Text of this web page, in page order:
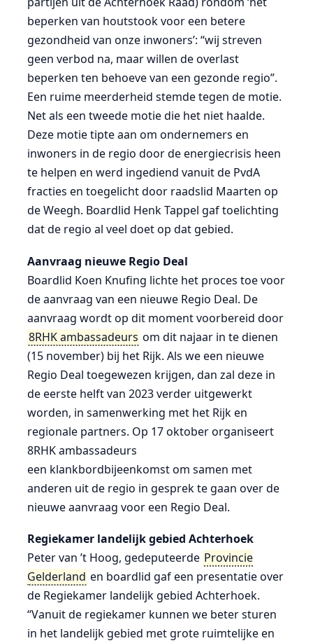
beperken van houtstook voor een betere
gezondheid van onze inwoners’: “wij streven
geen verbod na, maar willen de overlast
beperken ten behoeve van een gezonde regio”.
Een ruime meerderheid stemde tegen de motie.
Net als een tweede motie die het niet haalde.
Deze motie tipte aan om ondernemers en
inwoners in de regio door de energiecrisis heen
te helpen en werd ingediend vanuit de PvdA
fracties en toegelicht door raadslid Maarten op
de Weegh. Boardlid Henk Tappel gaf toelichting
dat de regio al veel doet op dat gebied.
Aanvraag nieuwe Regio Deal
Boardlid Koen Knufing lichte het proces toe voor
de aanvraag van een nieuwe Regio Deal. De
aanvraag wordt op dit moment voorbereid door
8RHK ambassadeurs om dit najaar in te dienen
(15 november) bij het Rijk. Als we een nieuwe
Regio Deal toegewezen krijgen, dan zal deze in
de eerste helft van 2023 verder uitgewerkt
worden, in samenwerking met het Rijk en
regionale partners. Op 17 oktober organiseert
8RHK ambassadeurs
een klankbordbijeenkomst om samen met
anderen uit de regio in gesprek te gaan over de
nieuwe aanvraag voor een Regio Deal.
Regiekamer landelijk gebied Achterhoek
Peter van ’t Hoog, gedeputeerde Provincie
Gelderland en boardlid gaf een presentatie over
de Regiekamer landelijk gebied Achterhoek.
“Vanuit de regiekamer kunnen we beter sturen
in het landelijk gebied met grote ruimtelijke en